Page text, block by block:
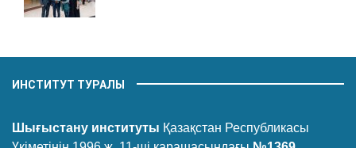
ИНСТИТУТ ТУРАЛЫ
Шығыстану институты Қазақстан Республикасы